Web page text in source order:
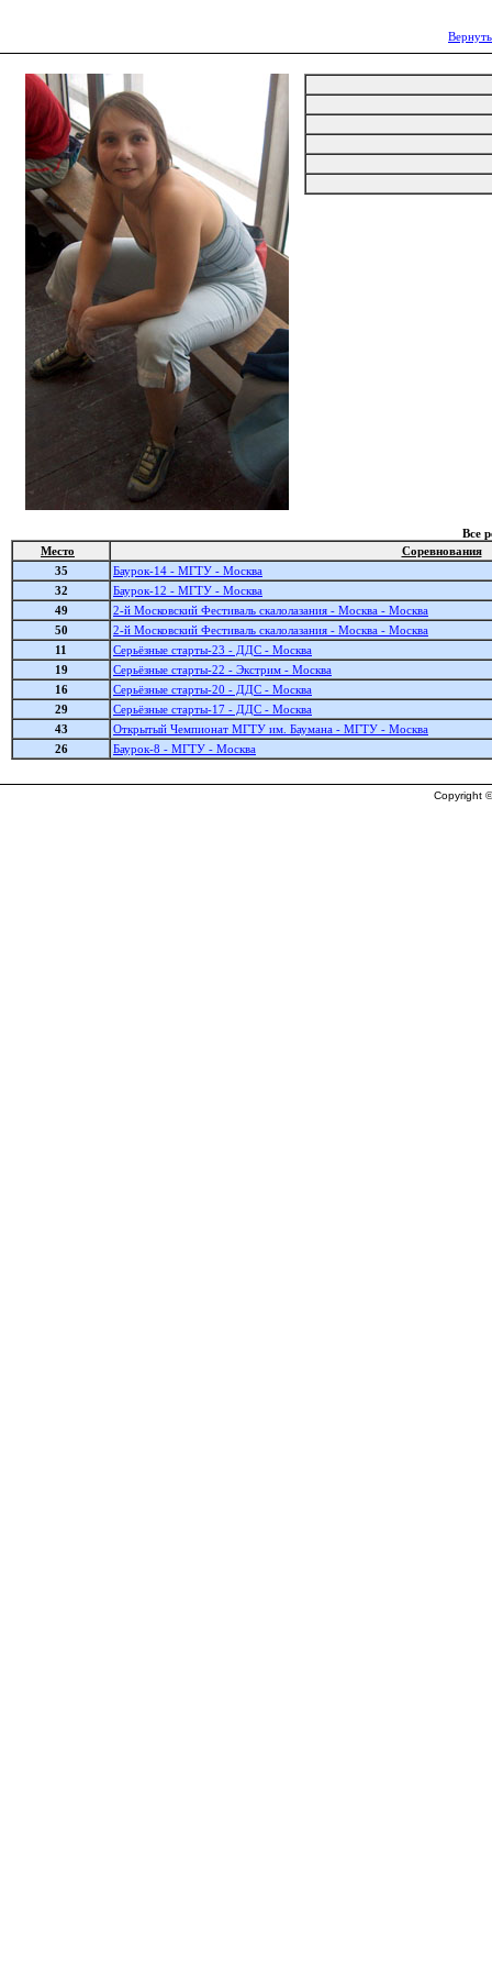
Все
Место
Соревнования
35
Баурок-14 - МГТУ - Москва
32
Баурок-12 - МГТУ - Москва
49
2-й Московский Фестиваль скалолазания - Москва - Москва
50
2-й Московский Фестиваль скалолазания - Москва - Москва
11
Серьёзные старты-23 - ДДС - Москва
19
Серьёзные старты-22 - Экстрим - Москва
16
Серьёзные старты-20 - ДДС - Москва
29
Серьёзные старты-17 - ДДС - Москва
43
Открытый Чемпионат МГТУ им. Баумана - МГТУ - Москва
26
Баурок-8 - МГТУ - Москва
Copyright